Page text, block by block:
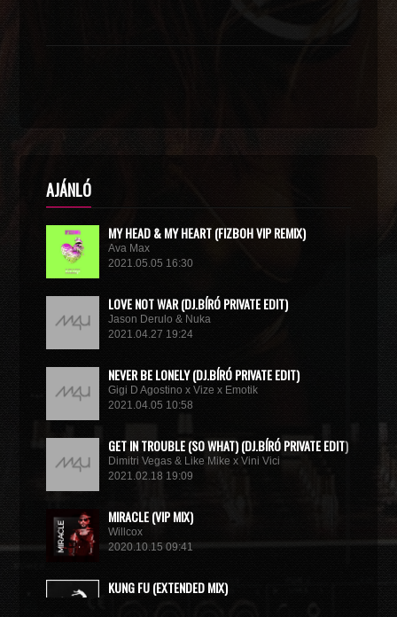
AJÁNLÓ
MY HEAD & MY HEART (FIZBOH VIP REMIX)
Ava Max
2021.05.05 16:30
LOVE NOT WAR (DJ.BÍRÓ PRIVATE EDIT)
Jason Derulo & Nuka
2021.04.27 19:24
NEVER BE LONELY (DJ.BÍRÓ PRIVATE EDIT)
Gigi D Agostino x Vize x Emotik
2021.04.05 10:58
GET IN TROUBLE (SO WHAT) (DJ.BÍRÓ PRIVATE EDIT)
Dimitri Vegas & Like Mike x Vini Vici
2021.02.18 19:09
MIRACLE (VIP MIX)
Willcox
2020.10.15 09:41
KUNG FU (EXTENDED MIX)